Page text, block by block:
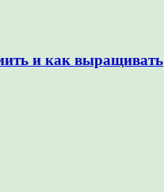
и как выращивать